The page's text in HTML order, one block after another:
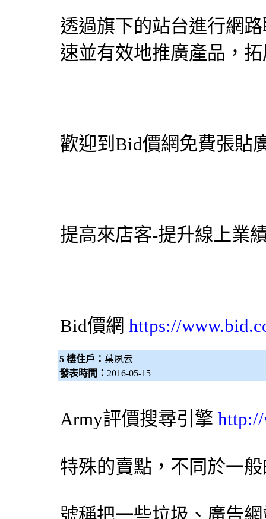
透過旗下的站台進行網
速並有效地推廣產品，
歡迎到 Bid價網免費張貼
提高來店客-提升線上業
Bid價網 https://
5 樓住戶： 葉夙云
發表時間： 2016-05-15
Army評價搜尋引擎
特殊的賣點，不同於一